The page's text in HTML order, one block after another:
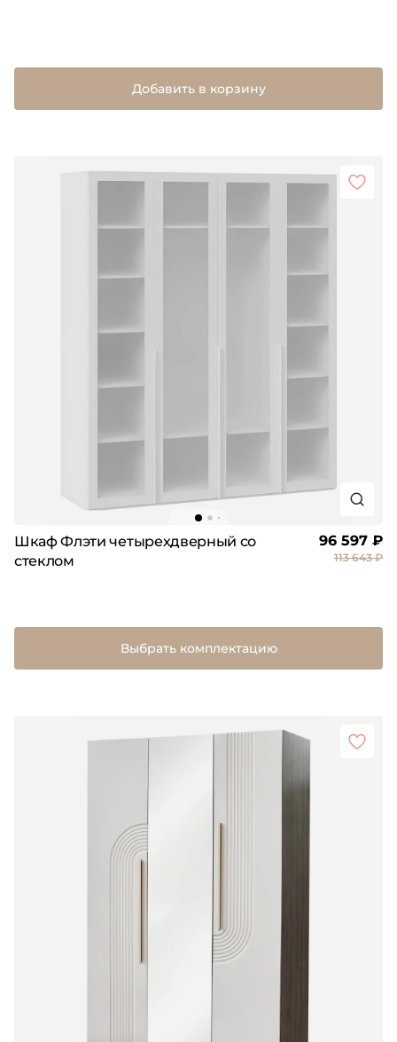
Добавить в корзину
Шкаф Флэти четырехдверный со
стеклом
96 597 ₽
113 643 ₽
Выбрать комплектацию